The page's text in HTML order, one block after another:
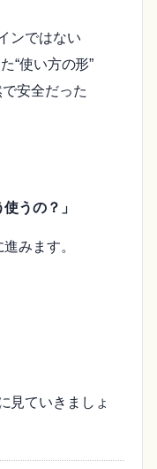
ンではない
“使い方の形”
安全だった
うの？」
みます。
見ていきましょ